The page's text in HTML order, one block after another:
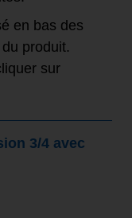
en bas des
produit.
sur
3/4 avec